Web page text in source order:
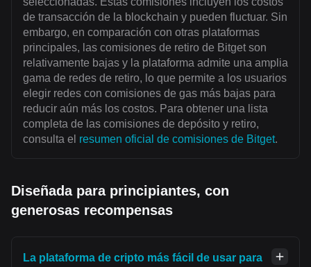
de transacción de la blockchain y pueden fluctuar. Sin
embargo, en comparación con otras plataformas
principales, las comisiones de retiro de Bitget son
relativamente bajas y la plataforma admite una amplia
gama de redes de retiro, lo que permite a los usuarios
elegir redes con comisiones de gas más bajas para
reducir aún más los costos. Para obtener una lista
completa de las comisiones de depósito y retiro,
consulta el resumen oficial de comisiones de Bitget.
Diseñada para principiantes, con
generosas recompensas
La plataforma de cripto más fácil de usar para